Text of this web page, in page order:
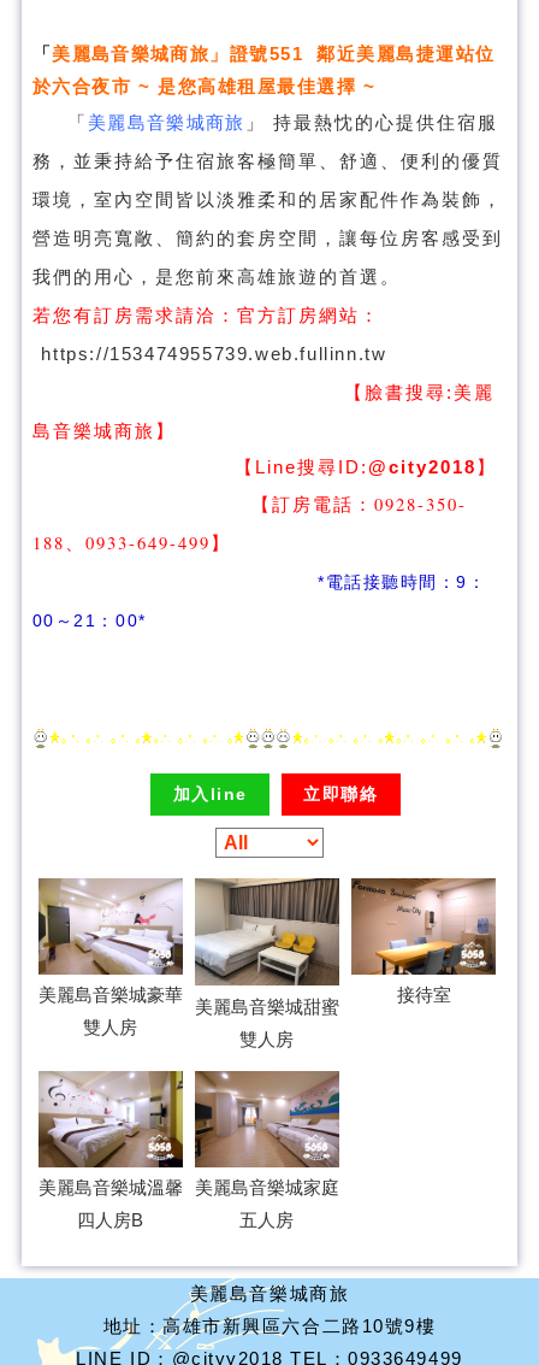
「美麗島音樂城商旅 」證號551 鄰近美麗島捷運站位
於六合夜市 ~ 是您高雄租屋最佳選擇 ~
「 美麗島音樂城商旅 」 持最熱忱的心提供住宿服
務，並秉持給予住宿旅客極簡單、舒適、便利的優質
環境，室內空間皆以淡雅柔和的居家配件作為裝飾，
營造明亮寬敞、簡約的套房空間，讓每位房客感受到
我們的用心，是您前來高雄旅遊的首選。
若您有訂房需求請洽： 官方訂房網站：
https://153474955739.web.fullinn.tw
【臉書搜尋: 美麗
島音樂城商旅 】
【Line搜尋ID:@city2018 】
【訂房電話：0928-350-
188、0933-649-499 】
*電話接聽時間：9：
00～21：00*
加入line 立即聯絡
美麗島音樂城豪華
雙人房
美麗島音樂城甜蜜
雙人房
接待室
美麗島音樂城溫馨
四人房B
美麗島音樂城家庭
五人房
美麗島音樂城商旅
地址：高雄市新興區六合二路10號9樓
LINE ID：@cityy2018 TEL：0933649499